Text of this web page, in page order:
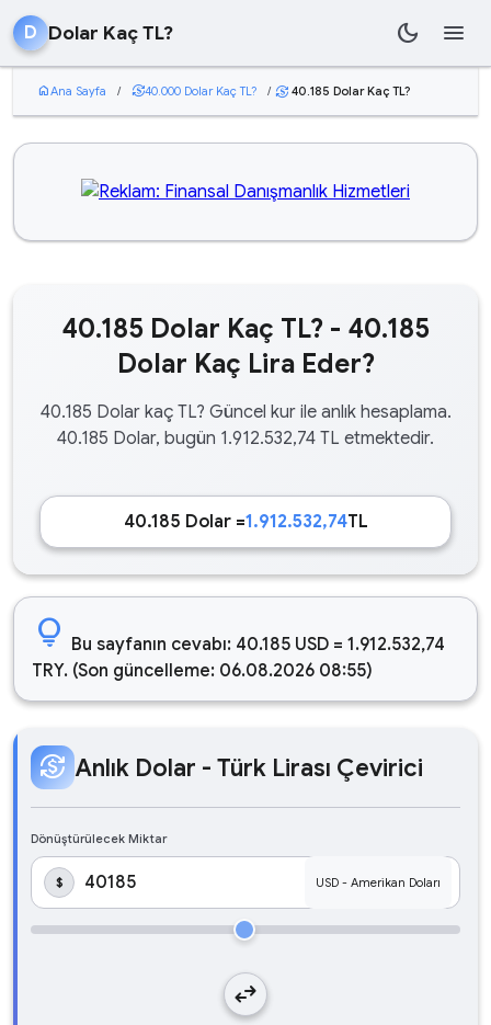
D Dolar Kaç TL? dark_mode menu
homeAna Sayfa / currency_exchange40.000 Dolar Kaç TL? / currency_exchange 40.185 Dolar Kaç TL?
40.185 Dolar Kaç TL? - 40.185
Dolar Kaç Lira Eder?
40.185 Dolar kaç TL? Güncel kur ile anlık hesaplama.
40.185 Dolar, bugün 1.912.532,74 TL etmektedir.
40.185 Dolar =1.912.532,74TL
lightbulb Bu sayfanın cevabı: 40.185 USD = 1.912.532,74
TRY. (Son güncelleme: 06.08.2026 08:55)
currency_exchange Anlık Dolar - Türk Lirası Çevirici
Dönüştürülecek Miktar
$
swap_horiz